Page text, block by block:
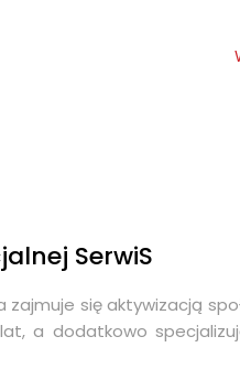
SerwiS
zajmuje się aktywizacją
a dodatkowo